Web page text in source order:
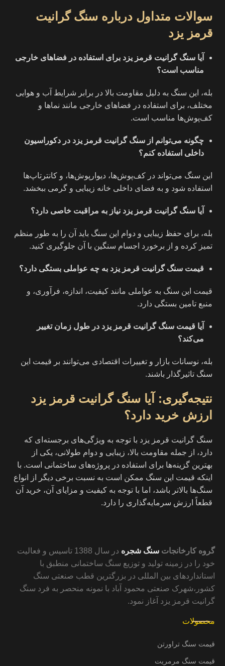
سوالات متداول درباره سنگ گرانیت
قرمز یزد
آیا سنگ گرانیت قرمز یزد برای استفاده در فضاهای خارجی
مناسب است؟
بله، این سنگ به دلیل مقاومت بالا در برابر شرایط آب و هوایی
مختلف، برای استفاده در فضاهای خارجی مانند نماها و
کف‌پوش‌ها مناسب است.
چگونه می‌توانم از سنگ گرانیت قرمز یزد در دکوراسیون
داخلی استفاده کنم؟
این سنگ می‌تواند در کف‌پوش‌ها، دیوارپوش‌ها، و کانترتاپ‌ها
استفاده شود و به فضای داخلی خانه زیبایی و گرمی ببخشد.
آیا سنگ گرانیت قرمز یزد نیاز به مراقبت خاصی دارد؟
بله، برای حفظ زیبایی و دوام این سنگ باید آن را به طور منظم
تمیز کرده و از برخورد اجسام سنگین با آن جلوگیری کنید.
قیمت سنگ گرانیت قرمز یزد به چه عواملی بستگی دارد؟
قیمت این سنگ به عواملی مانند کیفیت، اندازه، فرآوری، و
منبع تامین بستگی دارد.
آیا قیمت سنگ گرانیت قرمز یزد در طول زمان تغییر
می‌کند؟
بله، نوسانات بازار و تغییرات اقتصادی می‌توانند بر قیمت این
سنگ تاثیرگذار باشند.
نتیجه‌گیری: آیا سنگ گرانیت قرمز یزد
ارزش خرید دارد؟
سنگ گرانیت قرمز یزد با توجه به ویژگی‌های برجسته‌ای که
دارد، از جمله مقاومت بالا، زیبایی و دوام طولانی، یکی از
بهترین گزینه‌ها برای استفاده در پروژه‌های ساختمانی است. با
اینکه قیمت این سنگ ممکن است به نسبت برخی دیگر از انواع
سنگ‌ها بالاتر باشد، اما با توجه به کیفیت و مزایای آن، خرید آن
قطعاً ارزش سرمایه‌گذاری را دارد.
گروه کارخانجاتسنگ شجره
در سال 1388 تاسیس و فعالیت
خود را در زمینه تولید و توزیع سنگ ساختمانی منطبق با
استانداردهای بین المللی در بزرگترین قطب صنعتی سنگ
کشور،شهرک صنعتی محمود آباد با نمونه منحصر به فرد سنگ
گرانیت قرمز یزد آغاز نمود.
محصولات
قیمت سنگ تراورتن
قیمت سنگ مرمریت